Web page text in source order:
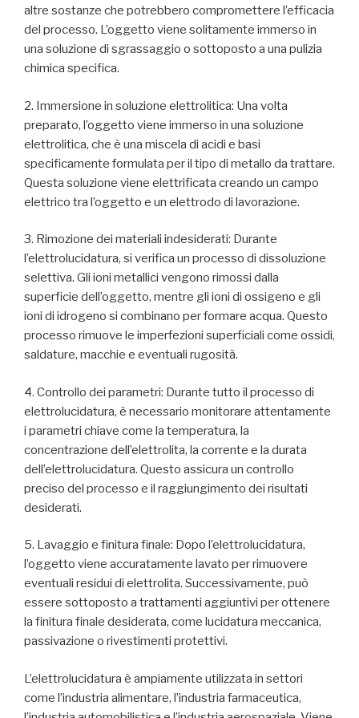
altre sostanze che potrebbero compromettere l’efficacia
del processo. L’oggetto viene solitamente immerso in
una soluzione di sgrassaggio o sottoposto a una pulizia
chimica specifica.
2. Immersione in soluzione elettrolitica: Una volta
preparato, l’oggetto viene immerso in una soluzione
elettrolitica, che è una miscela di acidi e basi
specificamente formulata per il tipo di metallo da trattare.
Questa soluzione viene elettrificata creando un campo
elettrico tra l’oggetto e un elettrodo di lavorazione.
3. Rimozione dei materiali indesiderati: Durante
l’elettrolucidatura, si verifica un processo di dissoluzione
selettiva. Gli ioni metallici vengono rimossi dalla
superficie dell’oggetto, mentre gli ioni di ossigeno e gli
ioni di idrogeno si combinano per formare acqua. Questo
processo rimuove le imperfezioni superficiali come ossidi,
saldature, macchie e eventuali rugosità.
4. Controllo dei parametri: Durante tutto il processo di
elettrolucidatura, è necessario monitorare attentamente
i parametri chiave come la temperatura, la
concentrazione dell’elettrolita, la corrente e la durata
dell’elettrolucidatura. Questo assicura un controllo
preciso del processo e il raggiungimento dei risultati
desiderati.
5. Lavaggio e finitura finale: Dopo l’elettrolucidatura,
l’oggetto viene accuratamente lavato per rimuovere
eventuali residui di elettrolita. Successivamente, può
essere sottoposto a trattamenti aggiuntivi per ottenere
la finitura finale desiderata, come lucidatura meccanica,
passivazione o rivestimenti protettivi.
L’elettrolucidatura è ampiamente utilizzata in settori
come l’industria alimentare, l’industria farmaceutica,